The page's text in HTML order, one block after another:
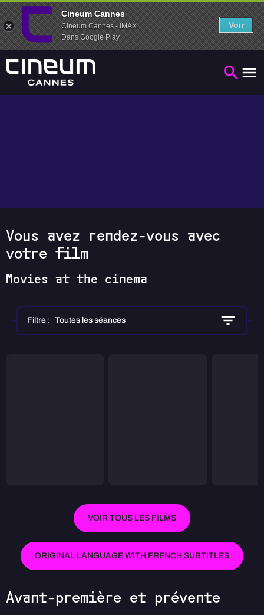
Cineum Cannes
Cineum Cannes - IMAX
Dans Google Play
Voir
Vous avez rendez-vous avec
votre film
Movies at the cinema
Filtre : Toutes les séances
VOIR TOUS LES FILMS
ORIGINAL LANGUAGE WITH FRENCH SUBTITLES
Avant-première et prévente